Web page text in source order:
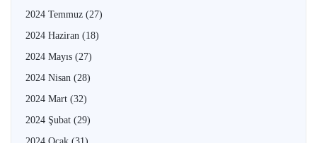
2024 Temmuz (27)
2024 Haziran (18)
2024 Mayıs (27)
2024 Nisan (28)
2024 Mart (32)
2024 Şubat (29)